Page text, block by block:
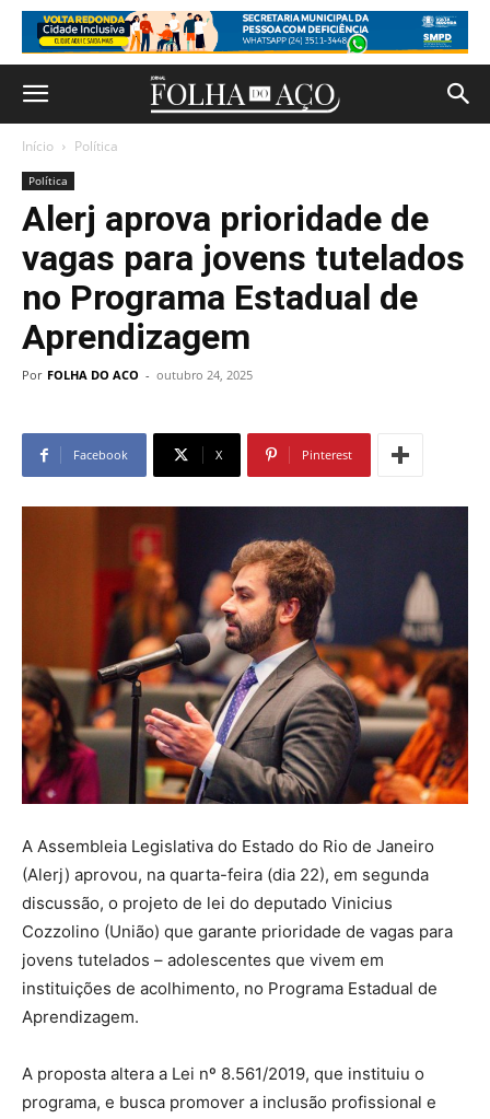
Início Política
Política
Alerj aprova prioridade de
vagas para jovens tutelados
no Programa Estadual de
Aprendizagem
Por FOLHA DO ACO - outubro 24, 2025
Facebook X Pinterest
A Assembleia Legislativa do Estado do Rio de Janeiro
(Alerj) aprovou, na quarta-feira (dia 22), em segunda
discussão, o projeto de lei do deputado Vinicius
Cozzolino (União) que garante prioridade de vagas para
jovens tutelados – adolescentes que vivem em
instituições de acolhimento, no Programa Estadual de
Aprendizagem.
A proposta altera a Lei nº 8.561/2019, que instituiu o
programa, e busca promover a inclusão profissional e